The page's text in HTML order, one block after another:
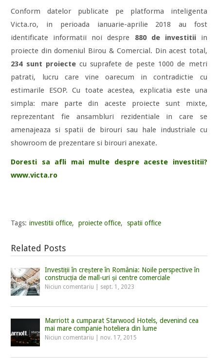
Conform datelor publicate pe platforma inteligenta
Victa.ro, in perioada ianuarie-aprilie 2018 au fost
identificate informatii noi despre 880 de investitiiin
proiecte din domeniul Birou & Comercial. Din acest total,
234 sunt proiectecu suprafete de peste 1000 de metri
patrati, lucru care vine oarecum in contradictie cu
estimarile ESOP. Cu toate acestea, explicatia este una
simpla: mare parte din aceste proiecte sunt mixte,
reprezentant fie ansambluri rezidentiale in care se
amenajeaza si spatii de birouri sau hale industriale cu
showroom de prezentare si birouri anexate.
Doresti sa afli mai multe despre aceste investitii?
www.victa.ro
Tags: investitii office, proiecte office, spatii office
Related Posts
Investiții în creștere în România: Noile perspective în
construcția de mall-uri și centre comerciale
Niciun comentariu sept. 1, 2023
Marriott a cumparat Starwood Hotels, devenind cea
mai mare companie hoteliera din lume
Niciun comentariu nov. 17, 2015